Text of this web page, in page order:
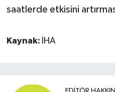
saatlerde etkisini
Kaynak: İHA